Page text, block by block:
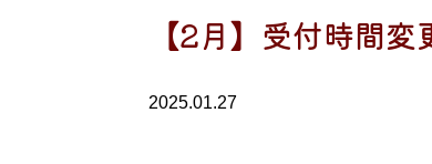
【2月】受付時間
2025.01.27